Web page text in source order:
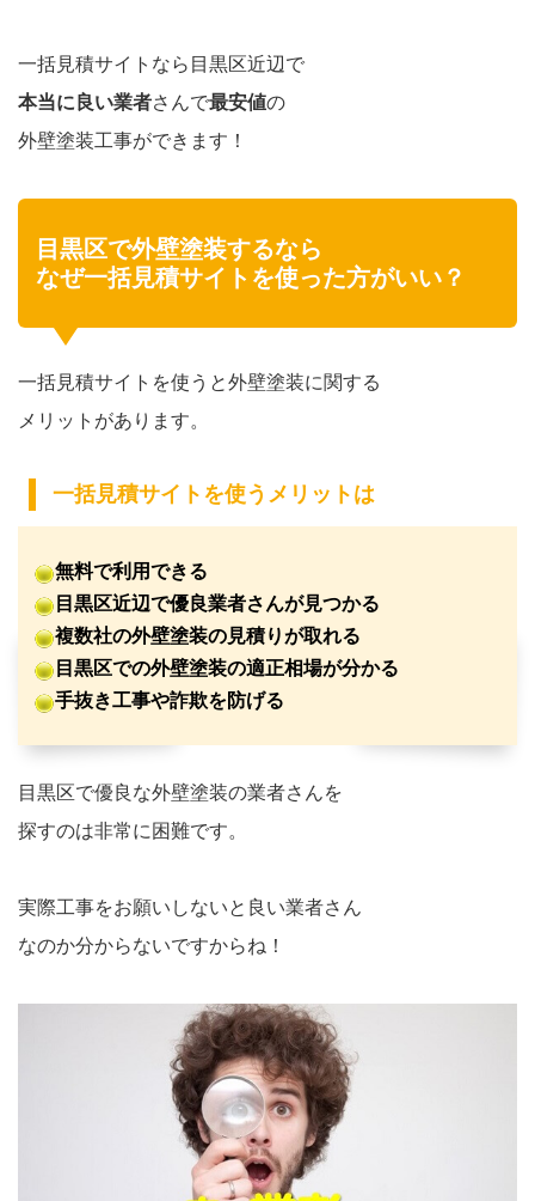
一括見積サイトなら目黒区近辺で
本当に良い業者さんで最安値の
外壁塗装工事ができます！
目黒区で外壁塗装するなら
なぜ一括見積サイトを使った方がいい？
一括見積サイトを使うと外壁塗装に関する
メリットがあります。
一括見積サイトを使うメリットは
無料で利用できる
目黒区近辺で優良業者さんが見つかる
複数社の外壁塗装の見積りが取れる
目黒区での外壁塗装の適正相場が分かる
手抜き工事や詐欺を防げる
目黒区で優良な外壁塗装の業者さんを
探すのは非常に困難です。
実際工事をお願いしないと良い業者さん
なのか分からないですからね！